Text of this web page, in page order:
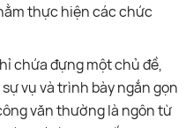
thực hiện các chức
chứa đựng một chủ đề,
vụ và trình bày ngắn gọn
văn thường là ngôn từ